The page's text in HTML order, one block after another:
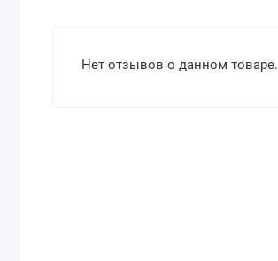
Нет отзывов о данном товаре.